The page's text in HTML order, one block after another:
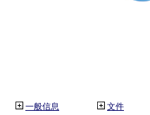
一般信息 文件